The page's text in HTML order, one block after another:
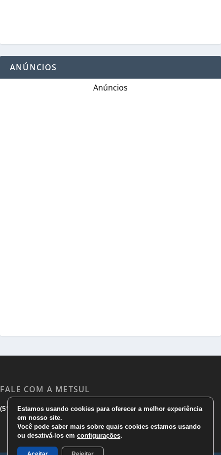
ANÚNCIOS
Anúncios
FALE COM A METSUL
(51) 3533 1983|(51)3785 7752|comercial@metsul.com
Estamos usando cookies para oferecer a melhor experiência
em nosso site.
Você pode saber mais sobre quais cookies estamos usando
ou desativá-los em configurações.